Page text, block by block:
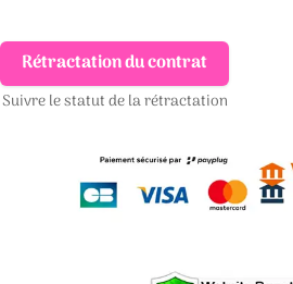
Rétractation du contrat
Suivre le statut de la rétractation